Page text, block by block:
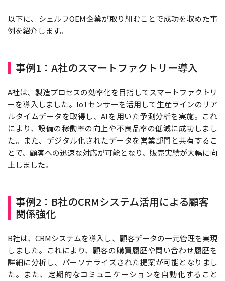
以下に、シェルフOEM企業が取り組むことで成功を収めた事
例を紹介します。
事例1：A社のスマートファクトリー導入
A社は、製造プロセスの効率化を目指してスマートファクトリ
ーを導入しました。IoTセンサーを活用して生産ラインのリア
ルタイムデータを取得し、AIを用いた予測分析を実施。これ
により、設備の稼働率の向上や不良品率の低減に成功しまし
た。また、デジタル化されたデータを営業部門と共有するこ
とで、顧客への迅速な対応が可能となり、販売実績が大幅に向
上しました。
事例2：B社のCRMシステム活用による顧客
関係強化
B社は、CRMシステムを導入し、顧客データの一元管理を実現
しました。これにより、顧客の購買履歴や問い合わせ履歴を
詳細に分析し、パーソナライズされた提案が可能となりまし
た。また、定期的なコミュニケーションを自動化すること